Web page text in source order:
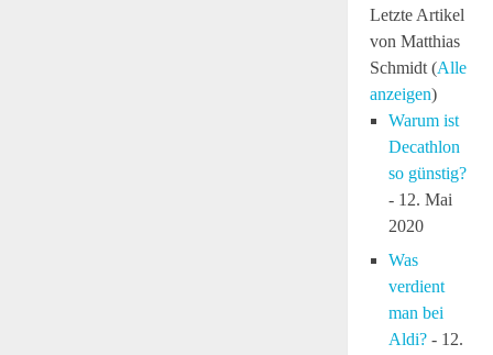
Letzte Artikel
von Matthias
Schmidt(Alle
anzeigen)
Warum ist
Decathlon
so günstig?
- 12. Mai
2020
Was
verdient
man bei
Aldi?- 12.